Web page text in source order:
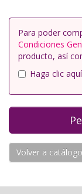
Para poder
Condiciones
producto, así
Haga clic aquí
Volver a catálogo